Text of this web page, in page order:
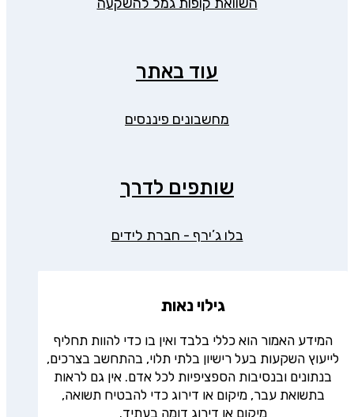
עוד באתר
מחשבונים פיננסים
שותפים לדרך
בלו ג’ירף - חברת לידים
גילוי נאות
המידע האמור הוא כללי בלבד ואין בו כדי להוות תחליף
לייעוץ השקעות בעל רישיון בלתי תלוי, בהתחשב בצרכים,
בנתונים ובנסיבות הספציפיות לכל אדם. אין גם לראות
בתשואת עבר, מיקום או דירוג כדי להבטיח תשואה,
מיקום או דירוג דומה בעתיד.